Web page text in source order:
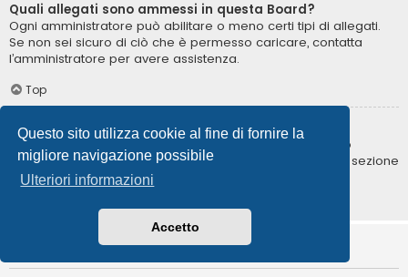
Questo sito utilizza cookie al fine di fornire la
migliore navigazione possibile
Ulteriori informazioni
Accetto
Quali allegati sono ammessi in questa Board?
Ogni amministratore può abilitare o meno certi tipi di allegati.
Se non sei sicuro di ciò che è permesso caricare, contatta
l’amministratore per avere assistenza.
Top
Come posso trovare i miei allegati?
Per trovare la lista degli allegati da te caricati, vai nel tuo
Pannello di Controllo Utente e segui i collegamenti nella sezione
degli allegati.
Informazioni su phpBB